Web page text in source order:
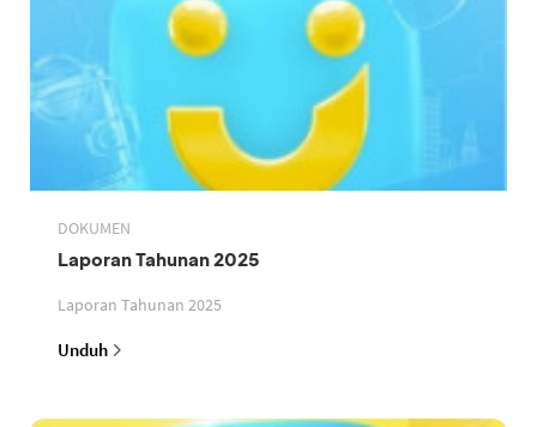
DOKUMEN
Laporan Tahunan 2025
Laporan Tahunan 2025
Unduh